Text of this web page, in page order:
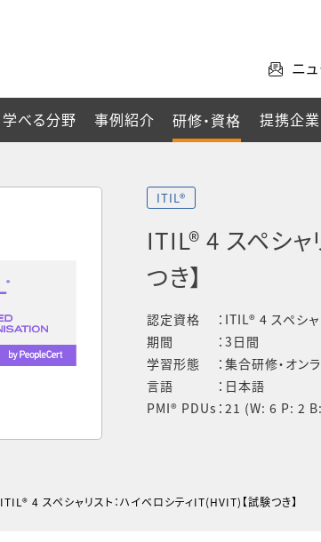
ニ
学べる分野 事例紹介 研修・資格 提携企業
ITIL®
ITIL® 4 スペシャ
つき】
認定資格
ITIL® 4 スペシャ
期間
3日間
学習形態
集合研修・オン
言語
日本語
PMI® PDUs 21 (W: 6 P: 2
ITIL® 4 スペシャリスト：ハイベロシティIT(HVIT)【試験つき】